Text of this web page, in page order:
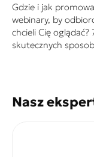
Gdzie i jak
webinary, by
chcieli Cię oglądać?
skutecznych
Nasz